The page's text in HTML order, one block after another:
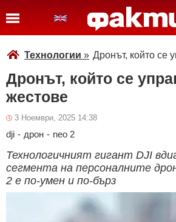
Технологии » Дронът, който се
Дронът, който се
жестове
3 Ноември, 2025 14:38
dji - дрон - neo 2
Технологичният гигант DJI
сегмента на персоналните
2 е по-умен и по-бърз